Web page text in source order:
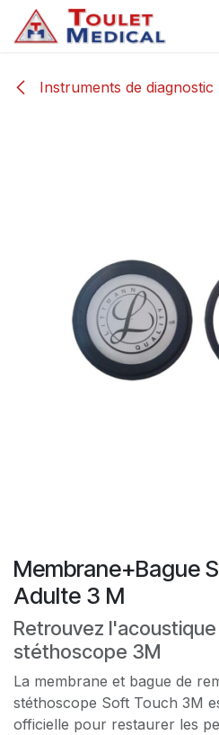
Se rendre au contenu
Instruments de diagnostic
Membrane+Bague
Adulte 3 M
Retrouvez
stéthoscope 3M
La membrane et bague de
stéthoscope Soft Touch 3M
officielle pour restaurer les